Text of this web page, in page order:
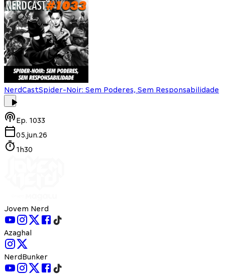
NerdCastSpider-Noir: Sem Poderes, Sem Responsabilidade
Ep. 1033
05.jun.26
1h30
Jovem Nerd
Azaghal
NerdBunker